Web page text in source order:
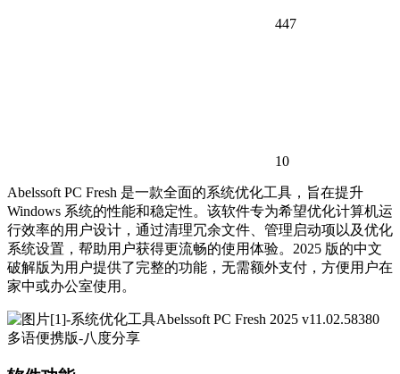
447
10
Abelssoft PC Fresh 是一款全面的系统优化工具，旨在提升
Windows 系统的性能和稳定性。该软件专为希望优化计算机运
行效率的用户设计，通过清理冗余文件、管理启动项以及优化
系统设置，帮助用户获得更流畅的使用体验。2025 版的中文
破解版为用户提供了完整的功能，无需额外支付，方便用户在
家中或办公室使用。